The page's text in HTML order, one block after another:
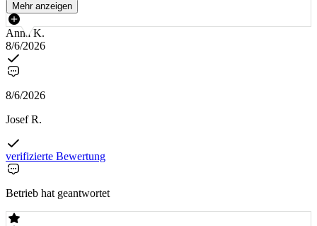
Mehr anzeigen
Anna K.
8/6/2026
8/6/2026
Josef R.
verifizierte Bewertung
Betrieb hat geantwortet